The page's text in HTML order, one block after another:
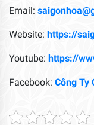
Email:
Website: https://
Youtube: https://
Facebook: Công Ty